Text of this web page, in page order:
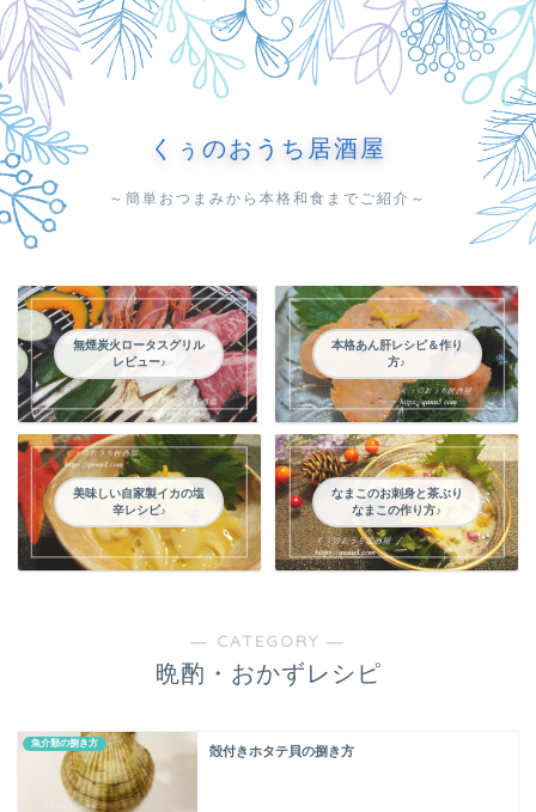
くぅのおうち居酒屋
～簡単おつまみから本格和食までご紹介～
無煙炭火ロータスグリル
レビュー♪
本格あん肝レシピ＆作り
方♪
美味しい自家製イカの塩
辛レシピ♪
なまこのお刺身と茶ぶり
なまこの作り方♪
― CATEGORY ―
晩酌・おかずレシピ
魚介類の捌き方
殻付きホタテ貝の捌き方